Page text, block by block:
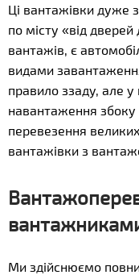
Ці вантажівки дуже
по місту «від
вантажів, є
видами
правило ззаду, але
навантаження
перевезення
вантажівки з
Ми здійснюємо